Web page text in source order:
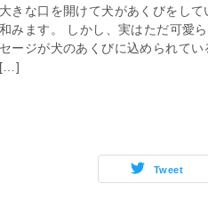
大きな口を開けて犬があくびをし
和みます。 しかし、実はただ可愛
セージが犬のあくびに込められて
[…]
Tweet